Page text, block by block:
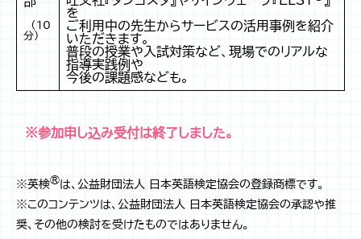
（10
分）
を
ご利用中の先生からサービスの活用事例を紹介
いただきます。
普段の授業や入試対策など、現場でのリアルな
指導実践例や
今後の課題感なども。
※参加申し込み受付は終了しました。
※英検®は、公益財団法人 日本英語検定協会の登録商標です。
※このコンテンツは、公益財団法人 日本英語検定協会の承認や推
奨、その他の検討を受けたものではありません。